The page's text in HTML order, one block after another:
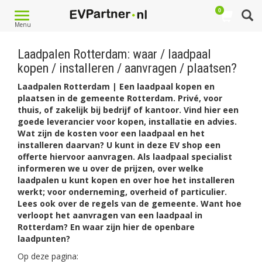
Toggle
navigation
Menu
0
Laadpalen Rotterdam: waar / laadpaal
kopen / installeren / aanvragen / plaatsen?
Laadpalen Rotterdam | Een laadpaal kopen en
plaatsen in de gemeente Rotterdam. Privé, voor
thuis, of zakelijk bij bedrijf of kantoor. Vind hier een
goede leverancier voor kopen, installatie en advies.
Wat zijn de kosten voor een laadpaal en het
installeren daarvan? U kunt in deze EV shop een
offerte hiervoor aanvragen. Als laadpaal specialist
informeren we u over de prijzen, over welke
laadpalen u kunt kopen en over hoe het installeren
werkt; voor onderneming, overheid of particulier.
Lees ook over de regels van de gemeente. Want hoe
verloopt het aanvragen van een laadpaal in
Rotterdam? En waar zijn hier de openbare
laadpunten?
Op deze pagina: